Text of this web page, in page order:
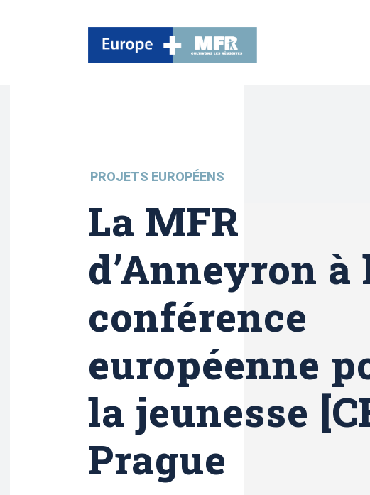
PROJETS EUROPÉENS
La MFR
d’Anneyron à
conférence
européenne
la jeunesse
Prague